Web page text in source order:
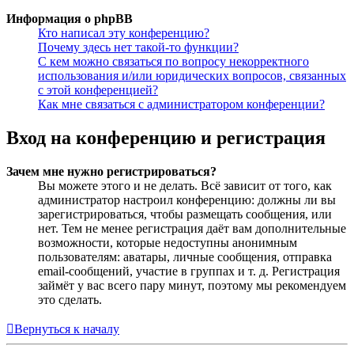
Информация о phpBB
Кто написал эту конференцию?
Почему здесь нет такой-то функции?
С кем можно связаться по вопросу некорректного
использования и/или юридических вопросов, связанных
с этой конференцией?
Как мне связаться с администратором конференции?
Вход на конференцию и регистрация
Зачем мне нужно регистрироваться?
Вы можете этого и не делать. Всё зависит от того, как
администратор настроил конференцию: должны ли вы
зарегистрироваться, чтобы размещать сообщения, или
нет. Тем не менее регистрация даёт вам дополнительные
возможности, которые недоступны анонимным
пользователям: аватары, личные сообщения, отправка
email-сообщений, участие в группах и т. д. Регистрация
займёт у вас всего пару минут, поэтому мы рекомендуем
это сделать.
Вернуться к началу